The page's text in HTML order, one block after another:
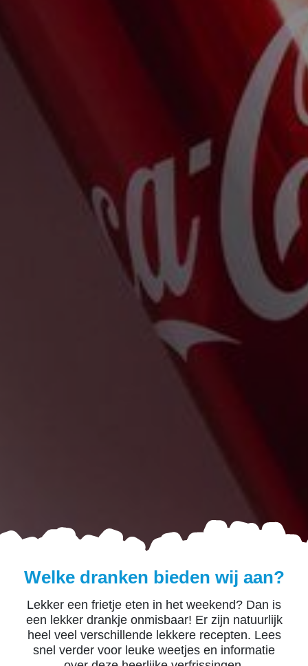
Welke dranken bieden wij aan?
Lekker een frietje eten in het weekend? Dan is
een lekker drankje onmisbaar! Er zijn natuurlijk
heel veel verschillende lekkere recepten. Lees
snel verder voor leuke weetjes en informatie